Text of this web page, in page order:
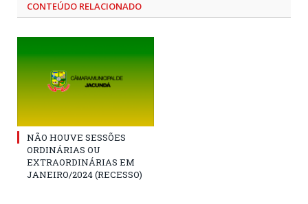
CONTEÚDO RELACIONADO
NÃO HOUVE SESSÕES
ORDINÁRIAS OU
EXTRAORDINÁRIAS EM
JANEIRO/2024 (RECESSO)